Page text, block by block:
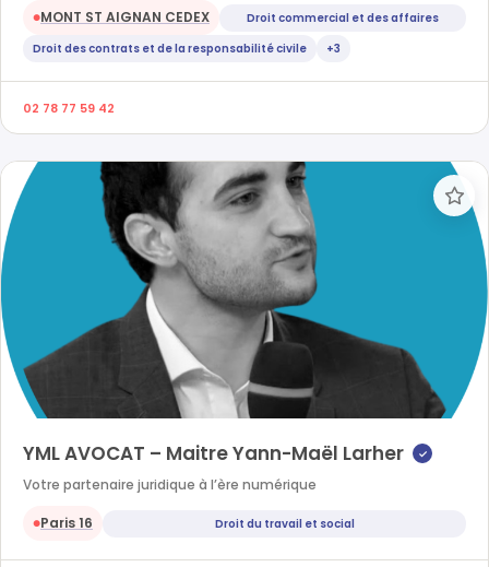
●MONT ST AIGNAN CEDEX
Droit commercial et des affaires
Droit des contrats et de la responsabilité civile
+3
02 78 77 59 42
YML AVOCAT – Maitre Yann-Maël Larher ✓
Votre partenaire juridique à l’ère numérique
●Paris 16 Droit du travail et social